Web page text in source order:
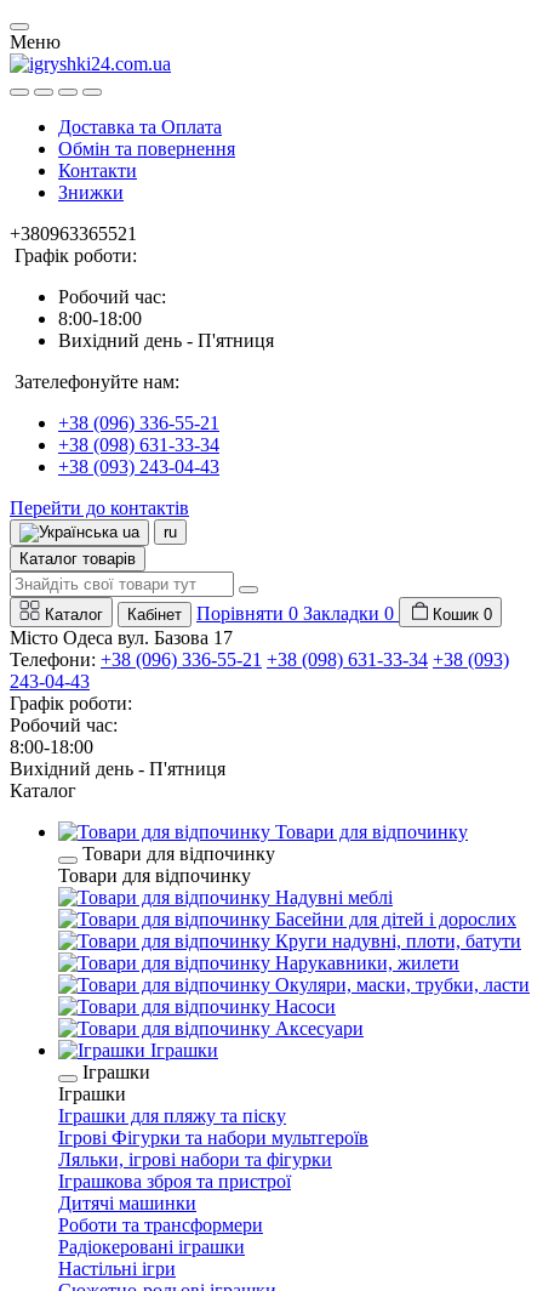
Меню
Доставка та Оплата
Обмін та повернення
Контакти
Знижки
+380963365521
Графік роботи:
Робочий час:
8:00-18:00
Вихідний день - П'ятниця
Зателефонуйте нам:
+38 (096) 336-55-21
+38 (098) 631-33-34
+38 (093) 243-04-43
Перейти до контактів
ua
ru
Каталог товарів
Каталог Кабінет Порівняти 0 Закладки 0 Кошик 0
Місто Одеса вул. Базова 17
Телефони: +38 (096) 336-55-21 +38 (098) 631-33-34 +38 (093)
243-04-43
Графік роботи:
Робочий час:
8:00-18:00
Вихідний день - П'ятниця
Каталог
Товари для відпочинку
Товари для відпочинку
Товари для відпочинку
Надувні меблі
Басейни для дітей і дорослих
Круги надувні, плоти, батути
Нарукавники, жилети
Окуляри, маски, трубки, ласти
Насоси
Аксесуари
Іграшки
Іграшки
Іграшки
Іграшки для пляжу та піску
Ігрові Фігурки та набори мультгероїв
Ляльки, ігрові набори та фігурки
Іграшкова зброя та пристрої
Дитячі машинки
Роботи та трансформери
Радіокеровані іграшки
Настільні ігри